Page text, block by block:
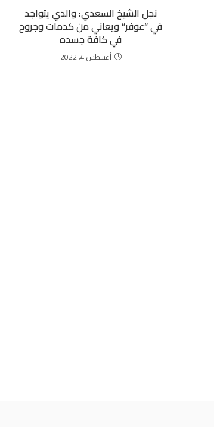
نجل الشيخ السعدي: والدي يتواجد
في “عوفر” ويعاني من كدمات وجروح
في كافة جسده
أغسطس 4, 2022